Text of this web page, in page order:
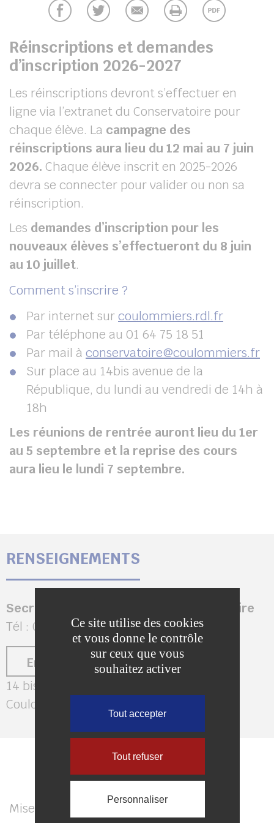
Réinscriptions et demandes
d’inscription 2026-2027
Les réinscriptions devront s’effectuer en
ligne via l’extranet du Conservatoire pour
chaque élève. La campagne des
réinscriptions aura lieu du 12 mai au 7 juin
2026. Chaque élève inscrit en 2025-2026
devra se connecter pour valider ou non sa
réinscription.
Les demandes d’inscription pour les
nouveaux élèves s’effectueront du 8 juin
au 10 juillet.
Comment s’inscrire ?
Par internet surcoulommiers.rdl.fr
Par téléphone au 01 64 75 18 51
Par mail à conservatoire@coulommiers.fr
Sur place au 14bis avenue de la
République, du lundi au vendredi de 14h à
18h
Les réunions de rentrée auront lieu du 1er
au 5 septembre et la reprise des cours
aura lieu le lundi 7 septembre.
RENSEIGNEMENTS
Secrétariat et Direction du Conservatoire
Tél : 01 64 75 18 51
Envoyer un message
14 bis avenue de la République, 77120
Coulommiers
Mise à jour le 13 mai 2026
Ce site utilise des cookies
et vous donne le contrôle
sur ceux que vous
souhaitez activer
Tout accepter
Tout refuser
Personnaliser